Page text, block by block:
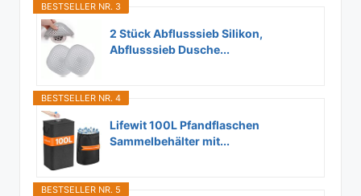
BESTSELLER NR. 3
2 Stück Abflusssieb Silikon,
Abflusssieb Dusche...
BESTSELLER NR. 4
Lifewit 100L Pfandflaschen
Sammelbehälter mit...
BESTSELLER NR. 5